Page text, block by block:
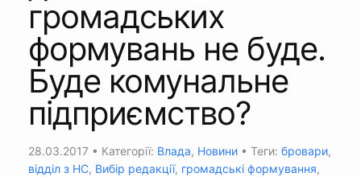
громадських
формувань не буде.
Буде комунальне
підприємство?
28.03.2017 • Категорії: Влада, Новини • Теги: бровари,
відділ з НС, Вибір редакції, громадські формування,